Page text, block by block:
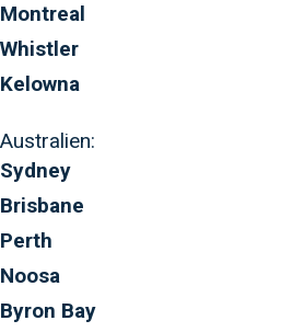
Montreal
Whistler
Kelowna
Australien:
Sydney
Brisbane
Perth
Noosa
Byron Bay